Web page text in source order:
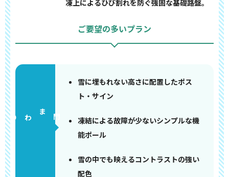
凍上によるひび割れを防ぐ強固な基礎路盤。
ご要望の多いプラン
門まわり
雪に埋もれない高さに配置したポス
ト・サイン
凍結による故障が少ないシンプルな機
能ポール
雪の中でも映えるコントラストの強い
配色